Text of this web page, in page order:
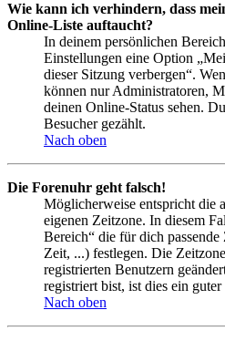
Wie kann ich verhindern, dass
Online-Liste auftaucht?
In deinem persönlichen
Einstellungen eine Option
dieser Sitzung verbergen“.
können nur Administratoren,
deinen Online-Status sehen.
Besucher gezählt.
Nach oben
Die Forenuhr geht falsch!
Möglicherweise entspricht die
eigenen Zeitzone. In diesem
Bereich“ die für dich
Zeit, ...) festlegen. Die
registrierten Benutzern
registriert bist, ist dies ein
Nach oben